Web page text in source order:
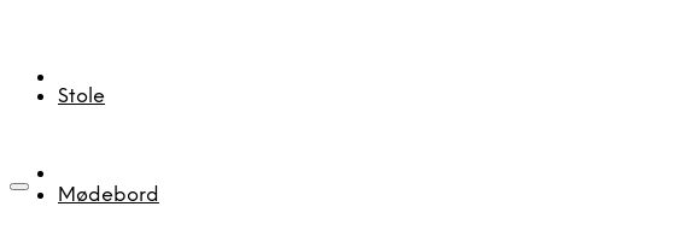
Stole
Mødebord